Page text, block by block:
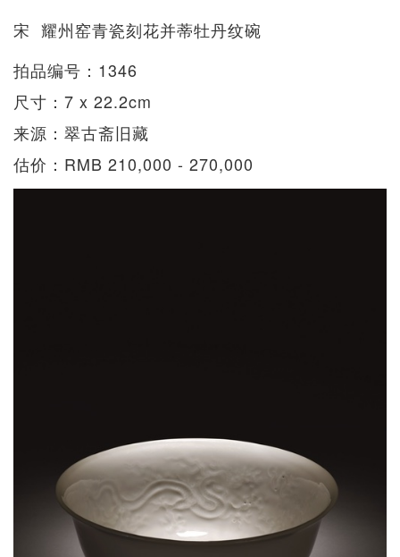
宋 耀州窑青瓷刻花并蒂牡丹纹碗
拍品编号：1346
尺寸：7 x 22.2cm
来源：翠古斋旧藏
估价：RMB 210,000 - 270,000